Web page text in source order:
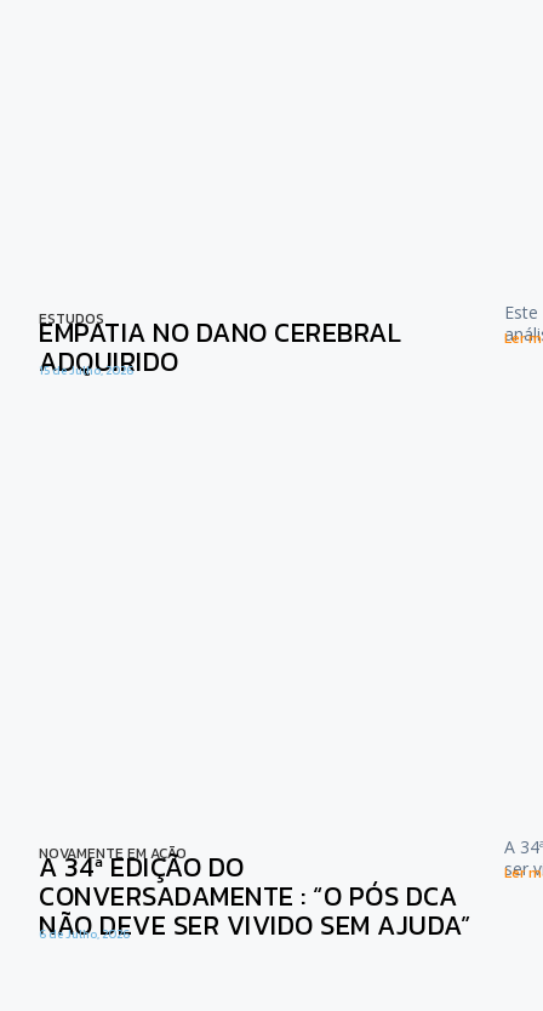
ESTUDOS
EMPATIA NO DANO CEREBRAL
ADQUIRIDO
15 de Julho, 2026
Ler
NOVAMENTE EM AÇÃO
A 34ª EDIÇÃO DO
CONVERSADAMENTE : “O PÓS DCA
NÃO DEVE SER VIVIDO SEM AJUDA”
6 de Julho, 2026
A
ser
Ler